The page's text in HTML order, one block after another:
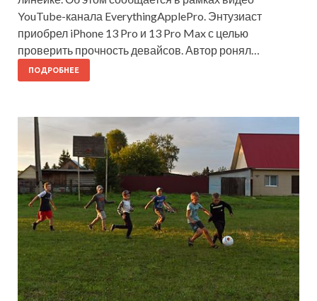
YouTube-канала EverythingApplePro. Энтузиаст
приобрел iPhone 13 Pro и 13 Pro Max с целью
проверить прочность девайсов. Автор ронял…
ПОДРОБНЕЕ